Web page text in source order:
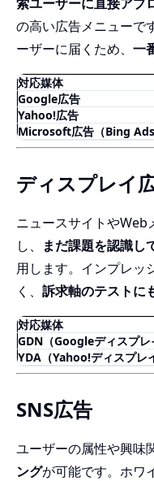
の高い広告メニューで
ーザーに届くため、 一
対応媒体
Google広告
Yahoo!広告
Microsoft広告（Bing Ads
ディスプレイ
ニュースサイトやWeb
し、
まだ課題を認識し
用します。インプレッ
く、 訴求軸のテストに
対応媒体
GDN（Googleディスプレ
YDA（Yahoo!ディスプレ
SNS広告
ユーザーの属性や興味
ングが可能です。ホワ